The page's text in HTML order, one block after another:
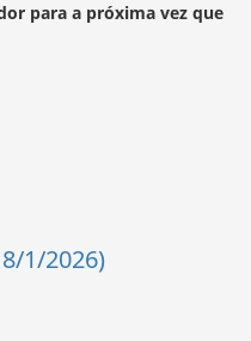
para a próxima vez que
1/2026)